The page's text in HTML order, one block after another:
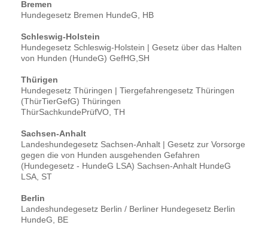
Bremen
Hundegesetz Bremen HundeG, HB
Schleswig-Holstein
Hundegesetz Schleswig-Holstein | Gesetz über das Halten
von Hunden (HundeG) GefHG,SH
Thürigen
Hundegesetz Thüringen | Tiergefahrengesetz Thüringen
(ThürTierGefG) Thüringen
ThürSachkundePrüfVO, TH
Sachsen-Anhalt
Landeshundegesetz Sachsen-Anhalt | Gesetz zur Vorsorge
gegen die von Hunden ausgehenden Gefahren
(Hundegesetz - HundeG LSA) Sachsen-Anhalt HundeG
LSA, ST
Berlin
Landeshundegesetz Berlin / Berliner Hundegesetz Berlin
HundeG, BE